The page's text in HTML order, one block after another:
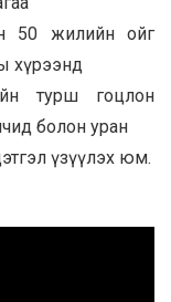
50 жилийн ойг
хүрээнд
турш гоцлон
болон уран
үзүүлэх юм.